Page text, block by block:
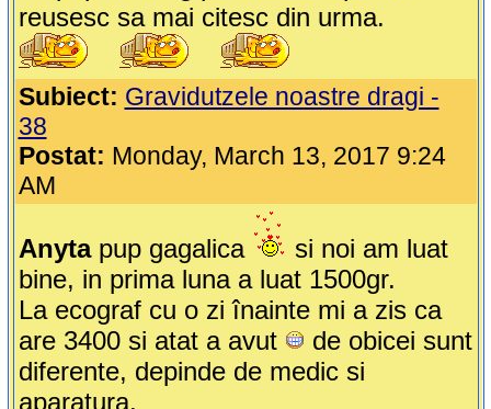
reusesc sa mai citesc din urma.
Subiect: Gravidutzele noastre dragi -
38
Postat: Monday, March 13, 2017 9:24
AM
Anytapup gagalica
si noi am luat
bine, in prima luna a luat 1500gr.
La ecograf cu o zi înainte mi a zis ca
are 3400 si atat a avut
de obicei sunt
diferente, depinde de medic si
aparatura.